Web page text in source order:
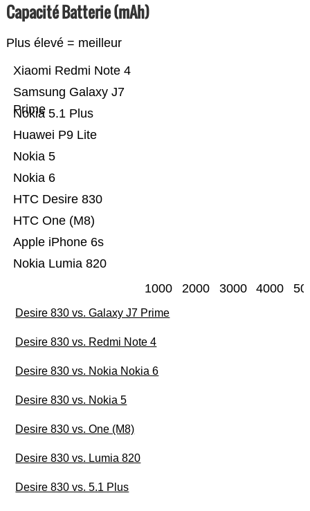
Capacité Batterie (mAh)
Plus élevé = meilleur
Nokia Lumia 820
Apple iPhone 6s
HTC One (M8)
HTC Desire 830
Nokia 6
Nokia 5
Huawei P9 Lite
Nokia 5.1 Plus
Samsung Galaxy J7
Prime
Xiaomi Redmi Note 4
1000 2000 3000 4000
Desire 830 vs. Galaxy J7 Prime
Desire 830 vs. Redmi Note 4
Desire 830 vs. Nokia Nokia 6
Desire 830 vs. Nokia 5
Desire 830 vs. One (M8)
Desire 830 vs. Lumia 820
Desire 830 vs. 5.1 Plus